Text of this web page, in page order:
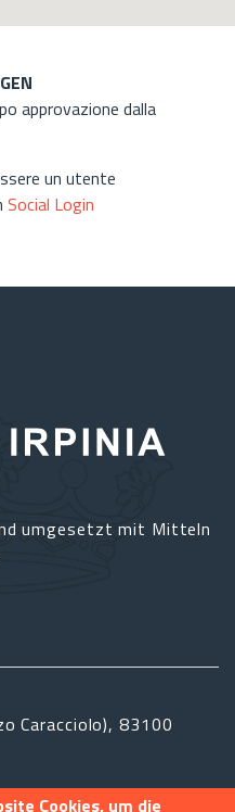
approvazione dalla
un utente
Social Login
umgesetzt mit Mitteln
Caracciolo), 83100
Cookies, um die